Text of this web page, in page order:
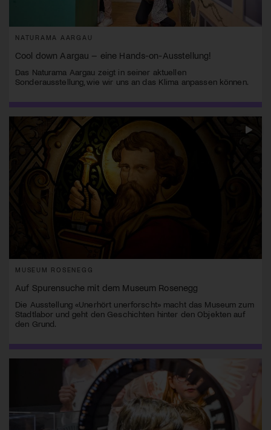
NATURAMA AARGAU
Cool down Aargau – eine Hands-on-Ausstellung!
Das Naturama Aargau zeigt in seiner aktuellen
Sonderausstellung, wie wir uns an das Klima anpassen können.
MUSEUM ROSENEGG
Auf Spurensuche mit dem Museum Rosenegg
Die Ausstellung «Unerhört unerforscht» macht das Museum zum
Stadtlabor und geht den Geschichten hinter den Objekten auf
den Grund.